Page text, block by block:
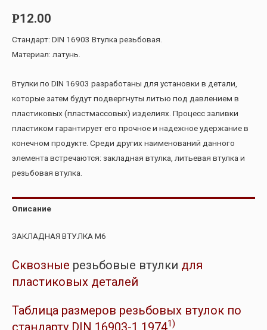
Р12.00
Стандарт: DIN 16903 Втулка резьбовая.
Материал: латунь.
Втулки по DIN 16903 разработаны для установки в детали,
которые затем будут подвергнуты литью под давлением в
пластиковых (пластмассовых) изделиях. Процесс заливки
пластиком гарантирует его прочное и надежное удержание в
конечном продукте. Среди других наименований данного
элемента встречаются: закладная втулка, литьевая втулка и
резьбовая втулка.
Описание
ЗАКЛАДНАЯ ВТУЛКА М6
Сквозные резьбовые втулки для
пластиковых деталей
Таблица размеров резьбовых втулок по
стандарту DIN 16903-1 19741)